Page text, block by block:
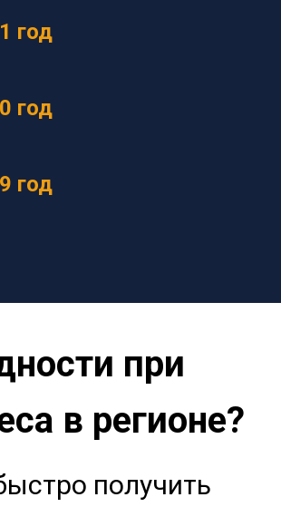
год
год
год
при
в регионе?
получить